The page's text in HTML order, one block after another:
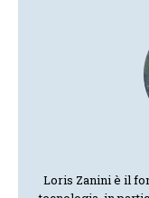
Loris Zanini è il